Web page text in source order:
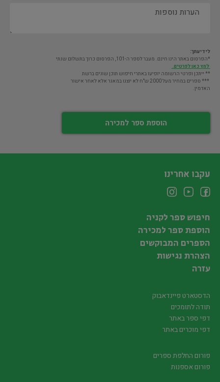
לידיעתך:
*הפרסום באתר הינו חינם. מעבר לספר ה-101, הפרסום כרוך בתשלום שנתי
לחץ כאן לפרטים.
** ייתכן ופרטי הרשומה יופיעו באתרי חיפוש תוכן שונים ברשת
*** ספרים במחיר מעל 2000 ש"ח לא יוצגו במאגר אלא לאחר אישור
האדמין.
הוספת ספר למכירה
עקבו אחרינו
חיפוש ספר לקניה
הוספת ספר למכירה
הספרים המבוקשים
הצהרת נגישות
עזרה
הדסטארט פיינדאבוק
תודה לתומכים
דפי ספר באתר
דפי מוכרים באתר
פורום החלפת ספרים
פורום אספנות